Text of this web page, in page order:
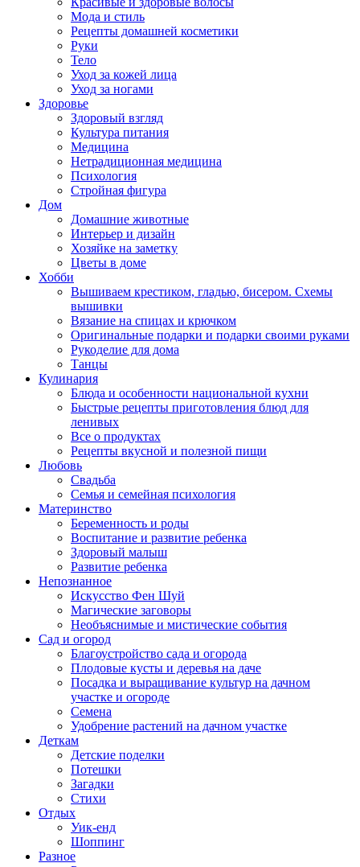
Мода и стиль
Рецепты домашней косметики
Руки
Тело
Уход за кожей лица
Уход за ногами
Здоровье
Здоровый взгляд
Культура питания
Медицина
Нетрадиционная медицина
Психология
Стройная фигура
Дом
Домашние животные
Интерьер и дизайн
Хозяйке на заметку
Цветы в доме
Хобби
Вышиваем крестиком, гладью, бисером. Схемы
вышивки
Вязание на спицах и крючком
Оригинальные подарки и подарки своими руками
Рукоделие для дома
Танцы
Кулинария
Блюда и особенности национальной кухни
Быстрые рецепты приготовления блюд для
ленивых
Все о продуктах
Рецепты вкусной и полезной пищи
Любовь
Свадьба
Семья и семейная психология
Материнство
Беременность и роды
Воспитание и развитие ребенка
Здоровый малыш
Развитие ребенка
Непознанное
Искусство Фен Шуй
Магические заговоры
Необъяснимые и мистические события
Сад и огород
Благоустройство сада и огорода
Плодовые кусты и деревья на даче
Посадка и выращивание культур на дачном
участке и огороде
Семена
Удобрение растений на дачном участке
Деткам
Детские поделки
Потешки
Загадки
Стихи
Отдых
Уик-енд
Шоппинг
Разное